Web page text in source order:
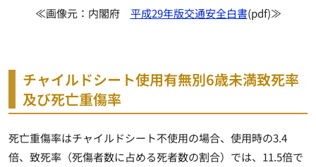
≪画像元：内閣府 平成29年版交通安全白書(pdf)≫
チャイルドシート使用有無別6歳未満致死率
及び死亡重傷率
死亡重傷率はチャイルドシート不使用の場合、使用時の3.4
倍、致死率（死傷者数に占める死者数の割合）では、11.5倍で